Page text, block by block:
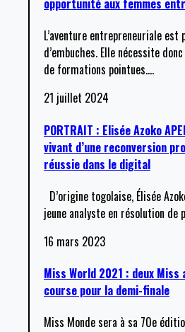
opportunité aux femmes
L’aventure entrepreneuriale est
d’embuches. Elle nécessite
de formations pointues.…
21 juillet 2024
PORTRAIT : Elisée Azoko
vivant d’une reconversion
réussie dans le digital
D’origine togolaise, Élisée
jeune analyste en résolution de
16 mars 2023
Miss World 2021 : deux
course pour la demi-finale
Miss Monde sera à sa 70e